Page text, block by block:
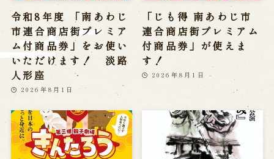
※株式会社うずのくに南あわじの求人情報ページへ移動します
関連施設
通販サイトうずのくに
うずの丘大鳴門橋記念館
令和8年度 「南あわじ
市連合商店街プレミア
ム付商品券」をお使い
いただけます！ 淡路
人形座
2026年8月1日
「じも得 南あわじ市
連合商店街プレミアム
付商品券」が使えま
す！
2026年8月1日